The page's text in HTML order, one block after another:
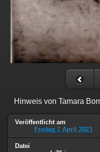
Hinweis von Tamara
Veröffentlicht am
Freitag 7 April 2023
Datei